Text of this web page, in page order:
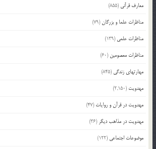
معارف قرآنی (855)
مناظرات علما و بزرگان(79)
مناظرات علمی (139)
مناظرات معصومین (60)
مهارتهای زندگی (845)
مهدویت (2,150)
مهدویت در قرآن و روایات (47)
مهدویت در مذاهب دیگر (36)
موضوعات اجتماعی (122)